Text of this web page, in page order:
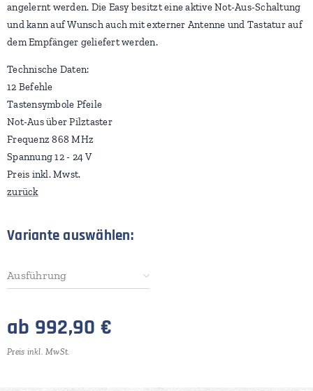
angelernt werden. Die Easy besitzt eine aktive Not-Aus-Schaltung
und kann auf Wunsch auch mit externer Antenne und Tastatur auf
dem Empfänger geliefert werden.
Technische Daten:
12 Befehle
Tastensymbole Pfeile
Not-Aus über Pilztaster
Frequenz 868 MHz
Spannung 12 - 24 V
Preis inkl. Mwst.
zurück
Variante auswählen:
Ausführung
ab 992,90 €
Preis inkl. MwSt.